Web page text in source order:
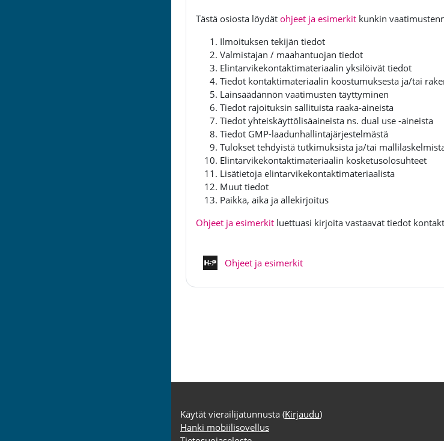
Tästä osiosta löydät ohjeet ja esimerkit kunkin
Ilmoituksen tekijän tiedot
Valmistajan / maahantuojan tiedot
Elintarvikekontaktimateriaalin yksilöivät tiedot
Tiedot kontaktimateriaalin koostumuksesta ja/tai
Lainsäädännön vaatimusten täyttyminen
Tiedot rajoituksin sallituista raaka-aineista
Tiedot yhteiskäyttölisäaineista ns. dual use -aineista
Tiedot GMP-laadunhallintajärjestelmästä
Tulokset tehdyistä tutkimuksista ja/tai
Elintarvikekontaktimateriaalin kosketusolosuhteet
Lisätietoja elintarvikekontaktimateriaalista
Muut tiedot
Paikka, aika ja allekirjoitus
Ohjeet ja esimerkit luettuasi kirjoita vastaavat tiedot
Ohjeet ja esimerkitH5P - Interaktiivinen sisältö
Käytät vierailijatunnusta (Kirjaudu)
Hanki mobiilisovellus